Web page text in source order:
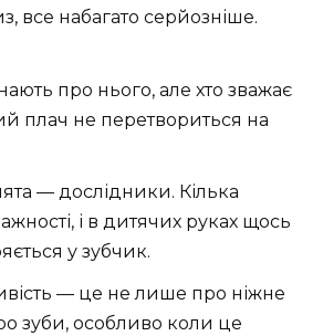
все набагато серйозніше.
про нього, але хто зважає
плач не перетвориться на
— дослідники. Кілька
і в дитячих руках щось
у зубчик.
— це не лише про ніжне
зуби, особливо коли це